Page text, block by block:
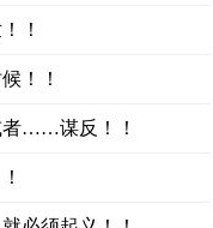
！
！！
者……谋反！！